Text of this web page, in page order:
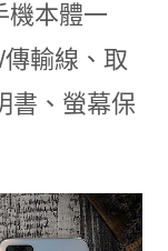
機本體一
輸線、取
書、螢幕保